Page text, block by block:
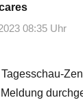
08:35 Uhr